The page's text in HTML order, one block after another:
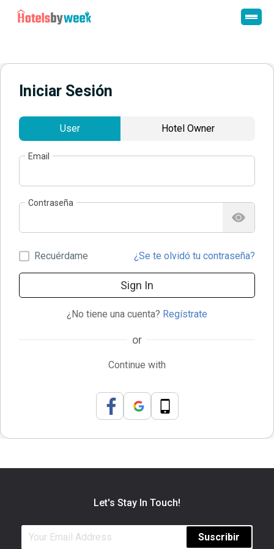
Iniciar Sesión
User Hotel Owner
Email
Contraseña
Recuérdame ¿Se te olvidó tu contraseña?
Sign In
¿No tiene una cuenta? Regístrate
or
Continue with
Let's Stay In Touch!
Suscribir